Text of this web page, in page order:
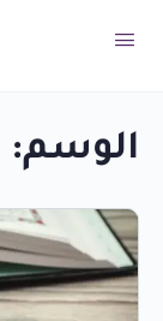
الوسم: